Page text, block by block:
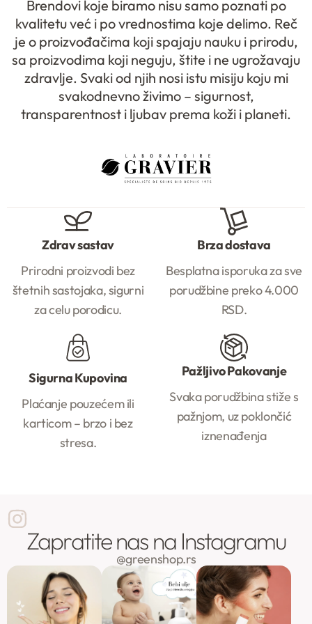
Brendovi koje biramo nisu samo poznati po
kvalitetu već i po vrednostima koje delimo. Reč
je o proizvođačima koji spajaju nauku i prirodu,
sa proizvodima koji neguju, štite i ne ugrožavaju
zdravlje. Svaki od njih nosi istu misiju koju mi
svakodnevno živimo – sigurnost,
transparentnost i ljubav prema koži i planeti.
Zdrav sastav
Prirodni proizvodi bez
štetnih sastojaka, sigurni
za celu porodicu.
Brza dostava
Besplatna isporuka za sve
porudžbine preko 4.000
RSD.
Sigurna Kupovina
Plaćanje pouzećem ili
karticom – brzo i bez
stresa.
Pažljivo Pakovanje
Svaka porudžbina stiže s
pažnjom, uz poklončić
iznenađenja
Zapratite nas na Instagramu
@greenshop.rs